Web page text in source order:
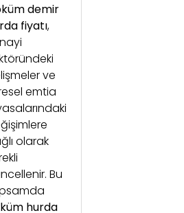
demir
fiyatı,
ve
emtia
olarak
Bu
hurda